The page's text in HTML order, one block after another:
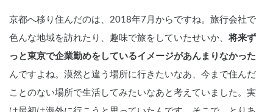
京都へ移り住んだのは、2018年7月からですね。旅行会社で
色んな地域を訪れたり、趣味で旅をしていたせいか、将来ず
っと東京で企業勤めをしているイメージがあんまりなかった
んですよね。漠然と違う場所に行きたいなあ、今まで住んだ
ことのない場所で生活してみたいなあと考えていました。実